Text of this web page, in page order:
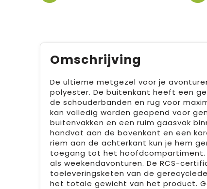
Omschrijving
De ultieme metgezel voor je
polyester. De buitenkant heeft een
de schouderbanden en rug voor
kan volledig worden geopend voor
buitenvakken en een ruim gaasvak
handvat aan de bovenkant en een
riem aan de achterkant kun je hem
toegang tot het hoofdcompartiment.
als weekendavonturen. De RCS-
toeleveringsketen van de
het totale gewicht van het product.